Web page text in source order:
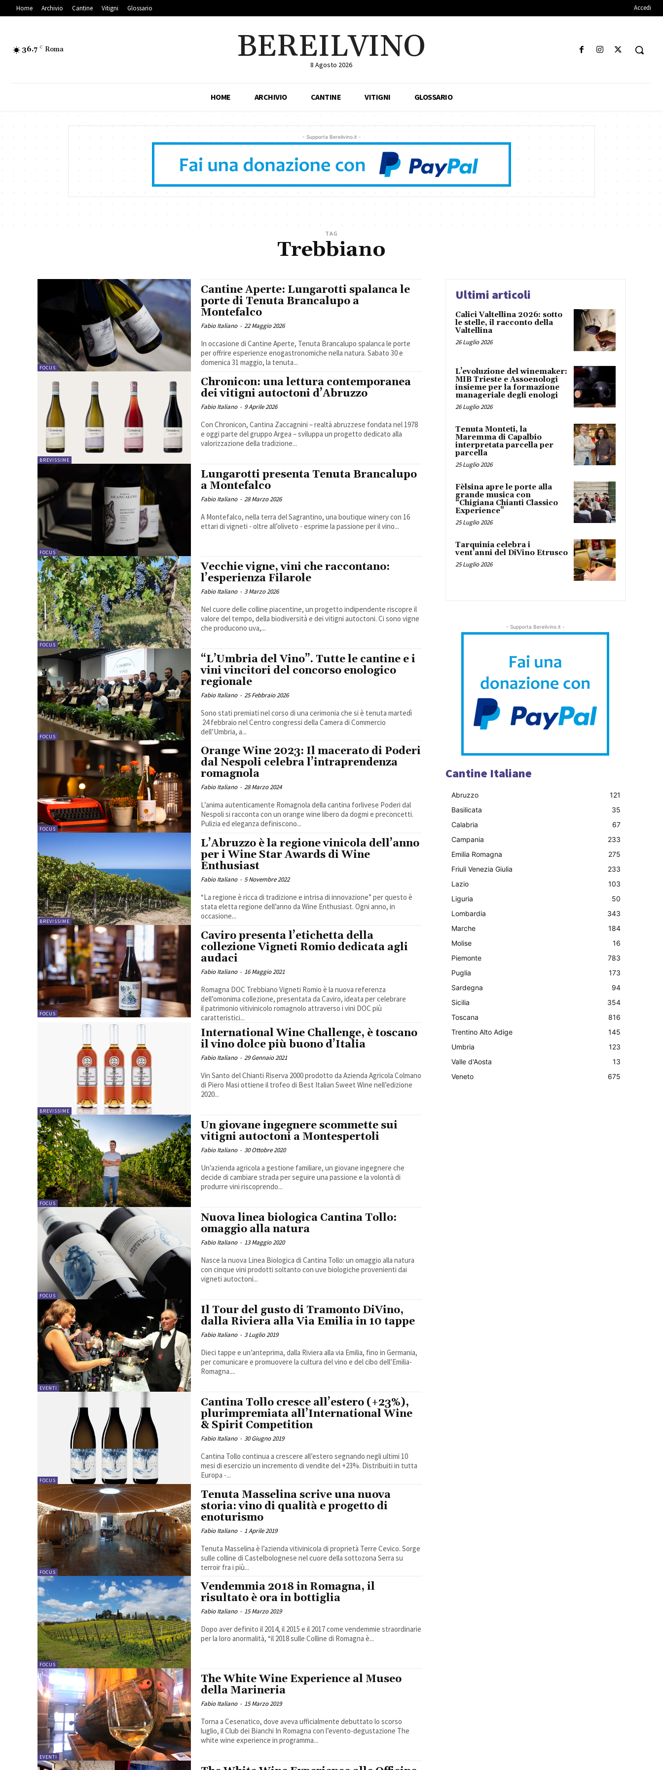
Home Archivio Cantine Vitigni Glossario Accedi
36.7 C Roma BEREILVINO
8 Agosto 2026
HOME ARCHIVIO CANTINE VITIGNI GLOSSARIO
- Supporta Bereilvino.it -
TAG
Trebbiano
FOCUS
Cantine Aperte: Lungarotti spalanca le
porte di Tenuta Brancalupo a
Montefalco
Fabio Italiano - 22 Maggio 2026
In occasione di Cantine Aperte, Tenuta Brancalupo spalanca le porte
per offrire esperienze enogastronomiche nella natura. Sabato 30 e
domenica 31 maggio, la tenuta...
BREVISSIME
Chronicon: una lettura contemporanea
dei vitigni autoctoni d’Abruzzo
Fabio Italiano - 9 Aprile 2026
Con Chronicon, Cantina Zaccagnini – realtà abruzzese fondata nel 1978
e oggi parte del gruppo Argea – sviluppa un progetto dedicato alla
valorizzazione della tradizione...
FOCUS
Lungarotti presenta Tenuta Brancalupo
a Montefalco
Fabio Italiano - 28 Marzo 2026
A Montefalco, nella terra del Sagrantino, una boutique winery con 16
ettari di vigneti - oltre all’oliveto - esprime la passione per il vino...
FOCUS
Vecchie vigne, vini che raccontano:
l’esperienza Filarole
Fabio Italiano - 3 Marzo 2026
Nel cuore delle colline piacentine, un progetto indipendente riscopre il
valore del tempo, della biodiversità e dei vitigni autoctoni. Ci sono vigne
che producono uva,...
FOCUS
“L’Umbria del Vino”. Tutte le cantine e i
vini vincitori del concorso enologico
regionale
Fabio Italiano - 25 Febbraio 2026
Sono stati premiati nel corso di una cerimonia che si è tenuta martedì
24 febbraio nel Centro congressi della Camera di Commercio
dell’Umbria, a...
FOCUS
Orange Wine 2023: Il macerato di Poderi
dal Nespoli celebra l’intraprendenza
romagnola
Fabio Italiano - 28 Marzo 2024
L’anima autenticamente Romagnola della cantina forlivese Poderi dal
Nespoli si racconta con un orange wine libero da dogmi e preconcetti.
Pulizia ed eleganza definiscono...
BREVISSIME
L’Abruzzo è la regione vinicola dell’anno
per i Wine Star Awards di Wine
Enthusiast
Fabio Italiano - 5 Novembre 2022
“La regione è ricca di tradizione e intrisa di innovazione” per questo è
stata eletta regione dell’anno da Wine Enthusiast. Ogni anno, in
occasione...
FOCUS
Caviro presenta l’etichetta della
collezione Vigneti Romio dedicata agli
audaci
Fabio Italiano - 16 Maggio 2021
Romagna DOC Trebbiano Vigneti Romio è la nuova referenza
dell’omonima collezione, presentata da Caviro, ideata per celebrare
il patrimonio vitivinicolo romagnolo attraverso i vini DOC più
caratteristici...
BREVISSIME
International Wine Challenge, è toscano
il vino dolce più buono d’Italia
Fabio Italiano - 29 Gennaio 2021
Vin Santo del Chianti Riserva 2000 prodotto da Azienda Agricola Colmano
di Piero Masi ottiene il trofeo di Best Italian Sweet Wine nell’edizione
2020...
FOCUS
Un giovane ingegnere scommette sui
vitigni autoctoni a Montespertoli
Fabio Italiano - 30 Ottobre 2020
Un’azienda agricola a gestione familiare, un giovane ingegnere che
decide di cambiare strada per seguire una passione e la volontà di
produrre vini riscoprendo...
FOCUS
Nuova linea biologica Cantina Tollo:
omaggio alla natura
Fabio Italiano - 13 Maggio 2020
Nasce la nuova Linea Biologica di Cantina Tollo: un omaggio alla natura
con cinque vini prodotti soltanto con uve biologiche provenienti dai
vigneti autoctoni...
EVENTI
Il Tour del gusto di Tramonto DiVino,
dalla Riviera alla Via Emilia in 10 tappe
Fabio Italiano - 3 Luglio 2019
Dieci tappe e un’anteprima, dalla Riviera alla via Emilia, fino in Germania,
per comunicare e promuovere la cultura del vino e del cibo dell’Emilia-
Romagna....
FOCUS
Cantina Tollo cresce all’estero (+23%),
plurimpremiata all’International Wine
& Spirit Competition
Fabio Italiano - 30 Giugno 2019
Cantina Tollo continua a crescere all’estero segnando negli ultimi 10
mesi di esercizio un incremento di vendite del +23%. Distribuiti in tutta
Europa -...
FOCUS
Tenuta Masselina scrive una nuova
storia: vino di qualità e progetto di
enoturismo
Fabio Italiano - 1 Aprile 2019
Tenuta Masselina è l’azienda vitivinicola di proprietà Terre Cevico. Sorge
sulle colline di Castelbolognese nel cuore della sottozona Serra su
terroir fra i più...
FOCUS
Vendemmia 2018 in Romagna, il
risultato è ora in bottiglia
Fabio Italiano - 15 Marzo 2019
Dopo aver definito il 2014, il 2015 e il 2017 come vendemmie straordinarie
per la loro anormalità, “il 2018 sulle Colline di Romagna è...
EVENTI
The White Wine Experience al Museo
della Marineria
Fabio Italiano - 15 Marzo 2019
Torna a Cesenatico, dove aveva ufficialmente debuttato lo scorso
luglio, il Club dei Bianchi In Romagna con l’evento-degustazione The
white wine experience in programma...
Ultimi articoli
Calici Valtellina 2026: sotto
le stelle, il racconto della
Valtellina
26 Luglio 2026
L’evoluzione del winemaker:
MIB Trieste e Assoenologi
insieme per la formazione
manageriale degli enologi
26 Luglio 2026
Tenuta Monteti, la
Maremma di Capalbio
interpretata parcella per
parcella
25 Luglio 2026
Fèlsina apre le porte alla
grande musica con
“Chigiana Chianti Classico
Experience”
25 Luglio 2026
Tarquinia celebra i
vent’anni del DiVino Etrusco
25 Luglio 2026
- Supporta Bereilvino.it -
Cantine Italiane
Abruzzo
121
Basilicata
35
Calabria
67
Campania
233
Emilia Romagna
275
Friuli Venezia Giulia
233
Lazio
103
Liguria
50
Lombardia
343
Marche
184
Molise
16
Piemonte
783
Puglia
173
Sardegna
94
Sicilia
354
Toscana
816
Trentino Alto Adige
145
Umbria
123
Valle d'Aosta
13
Veneto
675